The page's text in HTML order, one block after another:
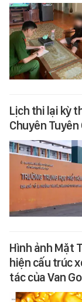
Lịch thi lại kỳ
Chuyên Tuyên
Hình ảnh Mặt
hiện cấu trúc
tác của Van